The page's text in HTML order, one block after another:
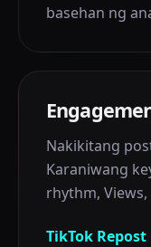
basehan ng
Nakikitang
Karaniwang
rhythm, Views,
TikTok Repost